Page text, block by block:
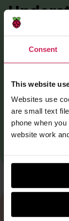
Consent
This website
Websites use
are small text
phone when
website work
young
Code
16 July 2026